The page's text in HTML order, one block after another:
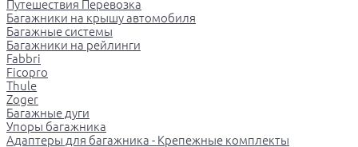
Путешествия Перевозка
Багажники на крышу автомобиля
Багажные системы
Багажники на рейлинги
Fabbri
Ficopro
Thule
Zoger
Багажные дуги
Упоры багажника
Адаптеры для багажника - Крепежные комплекты